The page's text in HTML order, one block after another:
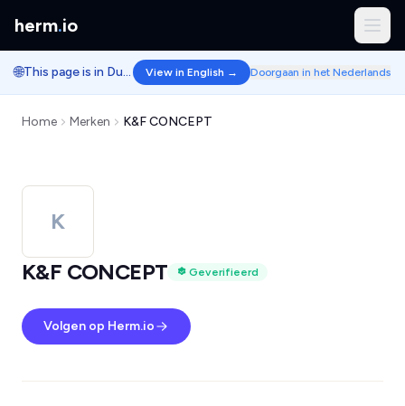
herm.io
🌐 This page is in Dutch. View in English → Doorgaan in het Nederlands
Home Merken K&F CONCEPT
K
K&F CONCEPT
Geverifieerd
Volgen op Herm.io